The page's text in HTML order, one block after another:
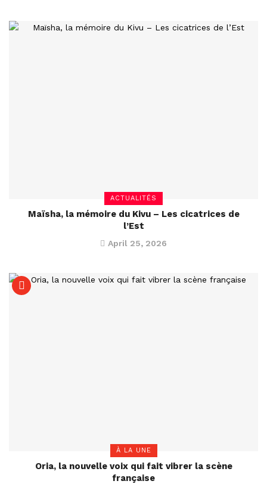
ACTUALITÉS
Maïsha, la mémoire du Kivu – Les cicatrices de
l’Est
April 25, 2026
À LA UNE
Oria, la nouvelle voix qui fait vibrer la scène
française